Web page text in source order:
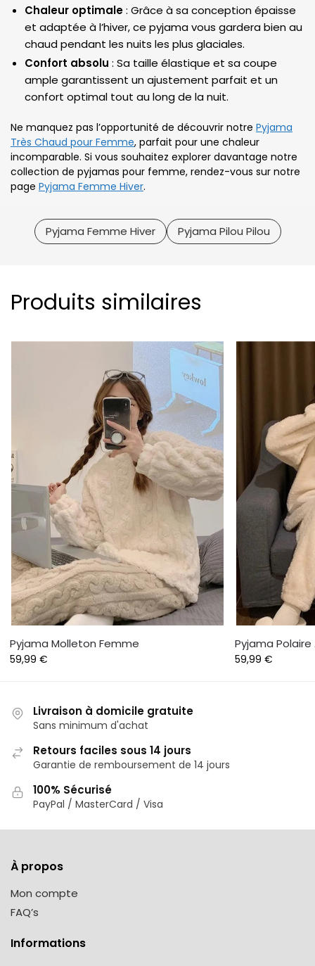
Chaleur optimale: Grâce à sa conception épaisse
et adaptée à l’hiver, ce pyjama vous gardera bien au
chaud pendant les nuits les plus glaciales.
Confort absolu : Sa taille élastique et sa coupe
ample garantissent un ajustement parfait et un
confort optimal tout au long de la nuit.
Ne manquez pas l’opportunité de découvrir notre Pyjama
Très Chaud pour Femme, parfait pour une chaleur
incomparable. Si vous souhaitez explorer davantage notre
collection de pyjamas pour femme, rendez-vous sur notre
page Pyjama Femme Hiver.
Pyjama Femme Hiver Pyjama Pilou Pilou
Produits similaires
Pyjama Molleton Femme
59,99 €
Pyjama
59,99 €
Livraison à domicile gratuite
Sans minimum d'achat
Retours faciles sous 14 jours
Garantie de remboursement de 14 jours
100% Sécurisé
PayPal / MasterCard / Visa
À propos
Mon compte
FAQ’s
Informations